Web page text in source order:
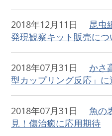
2018年12月11日 昆虫
発現観察キット販売につ
2018年07月31日 かさ
型カップリング反応」に
2018年07月31日魚の
見！傷治癒に応用期待